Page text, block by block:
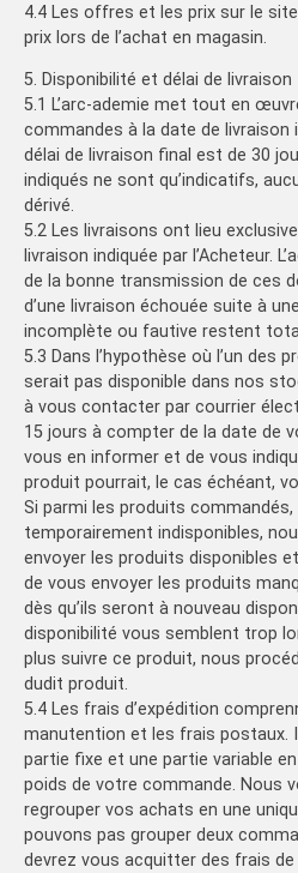
4.4 Les offres et les prix sur le
prix lors de l’achat en magasin.
5. Disponibilité et délai de livraison
5.1 L’arc-ademie met tout en
commandes à la date de livraison
délai de livraison final est de 30
indiqués ne sont qu’indicatifs,
dérivé.
5.2 Les livraisons ont lieu
livraison indiquée par l’Acheteur.
de la bonne transmission de ces
d’une livraison échouée suite à
incomplète ou fautive restent
5.3 Dans l’hypothèse où l’un des
serait pas disponible dans nos
à vous contacter par courrier
15 jours à compter de la date de
vous en informer et de vous
produit pourrait, le cas échéant,
Si parmi les produits
temporairement indisponibles,
envoyer les produits disponibles
de vous envoyer les produits
dès qu’ils seront à nouveau
disponibilité vous semblent trop
plus suivre ce produit, nous
dudit produit.
5.4 Les frais d’expédition
manutention et les frais postaux.
partie fixe et une partie variable
poids de votre commande. Nous
regrouper vos achats en une
pouvons pas grouper deux
devrez vous acquitter des frais